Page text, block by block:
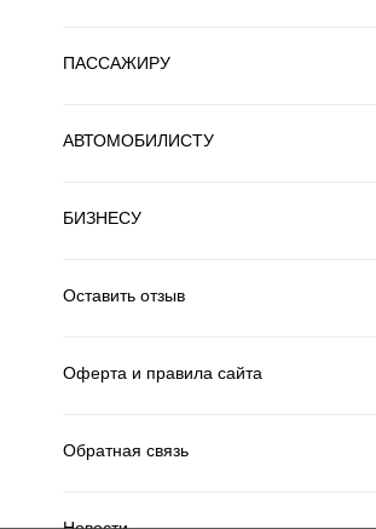
ПАССАЖИРУ
АВТОМОБИЛИСТУ
БИЗНЕСУ
Оставить отзыв
Оферта и правила сайта
Обратная связь